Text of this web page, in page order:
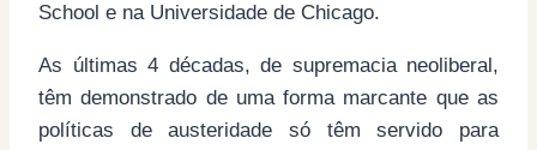
School e na Universidade de Chicago.
As últimas 4 décadas, de supremacia neoliberal,
têm demonstrado de uma forma marcante que as
políticas de austeridade só têm servido para